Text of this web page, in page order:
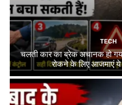
TECH
चलती कार का ब्रेक अचानक हो
रोकने के लिए आजमाएं ये